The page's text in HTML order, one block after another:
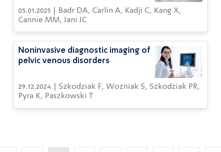
systematic review and meta-
analysis
05.01.2025 | Badr DA, Carlin A, Kadji C, Kang X,
Cannie MM, Jani JC
Noninvasive diagnostic imaging of
pelvic venous disorders
29.12.2024 | Szkodziak F, Wozniak S, Szkodziak PR,
Pyra K, Paszkowski T